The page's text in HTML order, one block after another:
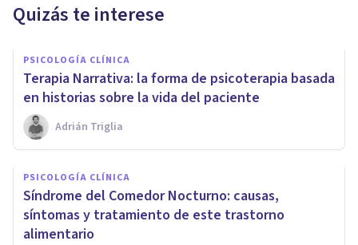
Quizás te interese
PSICOLOGÍA CLÍNICA
Terapia Narrativa: la forma de psicoterapia basada
en historias sobre la vida del paciente
Adrián Triglia
PSICOLOGÍA CLÍNICA
​Síndrome del Comedor Nocturno: causas,
síntomas y tratamiento de este trastorno
alimentario